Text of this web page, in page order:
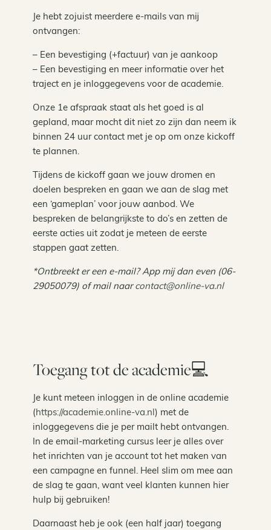
Je hebt zojuist meerdere e-mails van mij
ontvangen:
– Een bevestiging (+factuur) van je aankoop
– Een bevestiging en meer informatie over het
traject en je inloggegevens voor de academie.
Onze 1e afspraak staat als het goed is al
gepland, maar mocht dit niet zo zijn dan neem ik
binnen 24 uur contact met je op om onze kickoff
te plannen.
Tijdens de kickoff gaan we jouw dromen en
doelen bespreken en gaan we aan de slag met
een ‘gameplan’ voor jouw aanbod. We
bespreken de belangrijkste to do’s en zetten de
eerste acties uit zodat je meteen de eerste
stappen gaat zetten.
*Ontbreekt er een e-mail? App mij dan even (06-
29050079) of mail naarcontact@online-va.nl
Toegang tot de academie💻
Je kunt meteen inloggen in de online academie
(https://academie.online-va.nl) met de
inloggegevens die je per mailt hebt ontvangen.
In de email-marketing cursus leer je alles over
het inrichten van je account tot het maken van
een campagne en funnel. Heel slim om mee aan
de slag te gaan, want veel klanten kunnen hier
hulp bij gebruiken!
Daarnaast heb je ook (een half jaar) toegang